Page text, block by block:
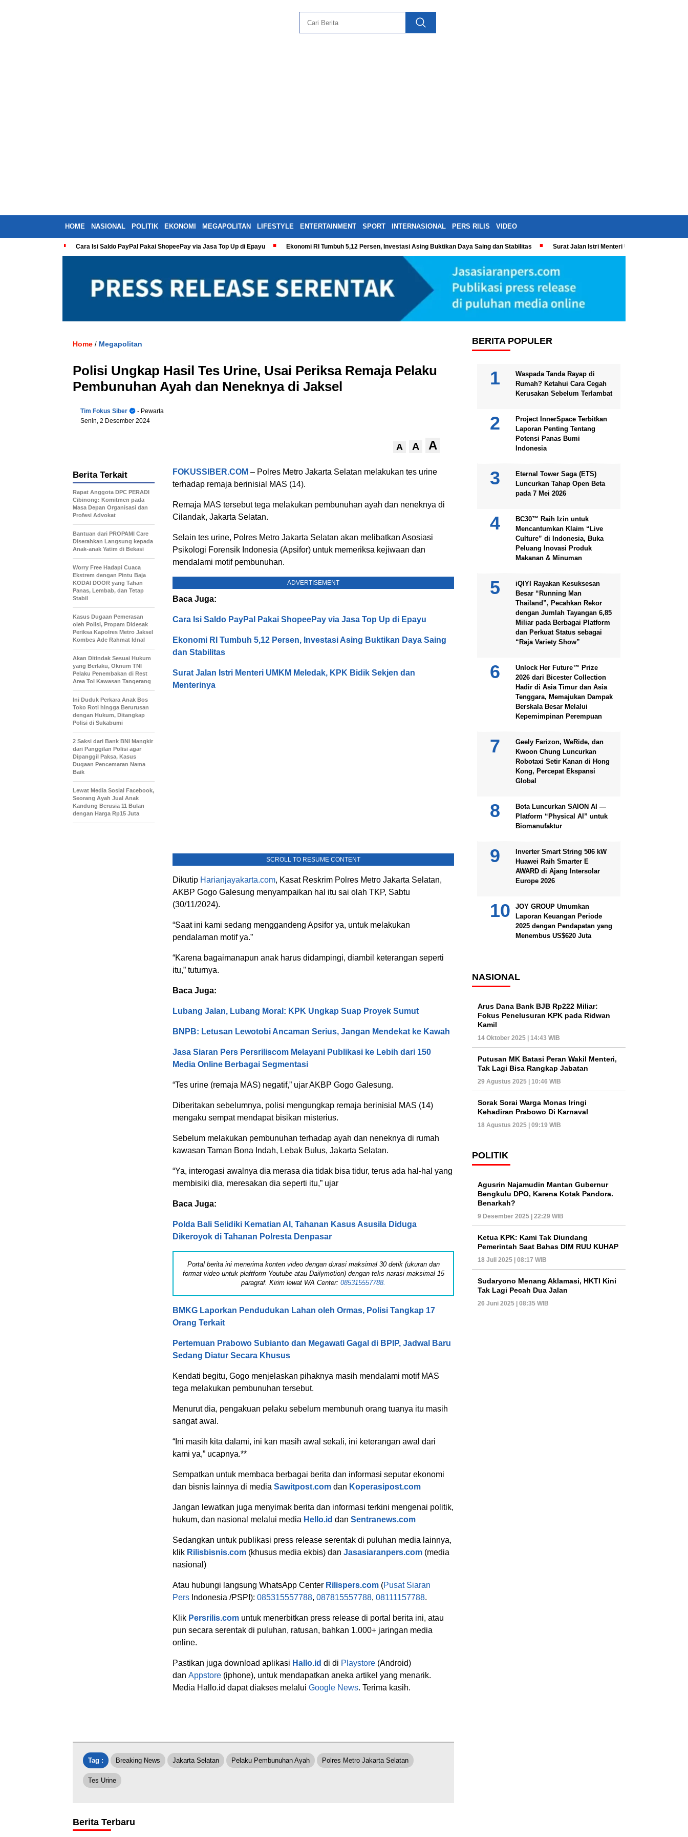
HOME NASIONAL POLITIK EKONOMI MEGAPOLITAN LIFESTYLE ENTERTAINMENT SPORT INTERNASIONAL PERS RILIS VIDEO
Cara Isi Saldo PayPal Pakai ShopeePay via Jasa Top Up di Epayu Ekonomi RI Tumbuh 5,12 Persen, Investasi Asing Buktikan Daya Saing dan Stabilitas Surat Jalan Istri Menteri UMKM Meledak,
Home / Megapolitan
Polisi Ungkap Hasil Tes Urine, Usai Periksa Remaja Pelaku
Pembunuhan Ayah dan Neneknya di Jaksel
Tim Fokus Siber
- Pewarta
Senin, 2 Desember 2024
A A A
FOKUSSIBER.COM – Polres Metro Jakarta Selatan melakukan tes urine
terhadap remaja berinisial MAS (14).
Remaja MAS tersebut tega melakukan pembunuhan ayah dan neneknya di
Cilandak, Jakarta Selatan.
Selain tes urine, Polres Metro Jakarta Selatan akan melibatkan Asosiasi
Psikologi Forensik Indonesia (Apsifor) untuk memeriksa kejiwaan dan
mendalami motif pembunuhan.
ADVERTISEMENT
Baca Juga:
Cara Isi Saldo PayPal Pakai ShopeePay via Jasa Top Up di Epayu
Ekonomi RI Tumbuh 5,12 Persen, Investasi Asing Buktikan Daya Saing
dan Stabilitas
Surat Jalan Istri Menteri UMKM Meledak, KPK Bidik Sekjen dan
Menterinya
SCROLL TO RESUME CONTENT
Dikutip Harianjayakarta.com, Kasat Reskrim Polres Metro Jakarta Selatan,
AKBP Gogo Galesung menyampaikan hal itu sai olah TKP, Sabtu
(30/11/2024).
“Saat ini kami sedang menggandeng Apsifor ya, untuk melakukan
pendalaman motif ya.”
“Karena bagaimanapun anak harus didampingi, diambil keterangan seperti
itu,” tuturnya.
Baca Juga:
Lubang Jalan, Lubang Moral: KPK Ungkap Suap Proyek Sumut
BNPB: Letusan Lewotobi Ancaman Serius, Jangan Mendekat ke Kawah
Jasa Siaran Pers Persriliscom Melayani Publikasi ke Lebih dari 150
Media Online Berbagai Segmentasi
“Tes urine (remaja MAS) negatif,” ujar AKBP Gogo Galesung.
Diberitakan sebelumnya, polisi mengungkap remaja berinisial MAS (14)
mengaku sempat mendapat bisikan misterius.
Sebelum melakukan pembunuhan terhadap ayah dan neneknya di rumah
kawasan Taman Bona Indah, Lebak Bulus, Jakarta Selatan.
“Ya, interogasi awalnya dia merasa dia tidak bisa tidur, terus ada hal-hal yang
membisiki dia, meresakan dia seperti itu,” ujar
Baca Juga:
Polda Bali Selidiki Kematian AI, Tahanan Kasus Asusila Diduga
Dikeroyok di Tahanan Polresta Denpasar
Portal berita ini menerima konten video dengan durasi maksimal 30 detik (ukuran dan
format video untuk plaftform Youtube atau Dailymotion) dengan teks narasi maksimal 15
paragraf. Kirim lewat WA Center: 085315557788.
BMKG Laporkan Pendudukan Lahan oleh Ormas, Polisi Tangkap 17
Orang Terkait
Pertemuan Prabowo Subianto dan Megawati Gagal di BPIP, Jadwal Baru
Sedang Diatur Secara Khusus
Kendati begitu, Gogo menjelaskan pihaknya masih mendalami motif MAS
tega melakukan pembunuhan tersebut.
Menurut dia, pengakuan pelaku sebelum membunuh orang tuanya itu masih
sangat awal.
“Ini masih kita dalami, ini kan masih awal sekali, ini keterangan awal dari
kami ya,” ucapnya.**
Sempatkan untuk membaca berbagai berita dan informasi seputar ekonomi
dan bisnis lainnya di media Sawitpost.com dan Koperasipost.com
Jangan lewatkan juga menyimak berita dan informasi terkini mengenai politik,
hukum, dan nasional melalui media Hello.id dan Sentranews.com
Sedangkan untuk publikasi press release serentak di puluhan media lainnya,
klik Rilisbisnis.com (khusus media ekbis) dan Jasasiaranpers.com (media
nasional)
Atau hubungi langsung WhatsApp Center Rilispers.com (Pusat Siaran
Pers Indonesia /PSPI): 085315557788, 087815557788, 08111157788.
Klik Persrilis.com untuk menerbitkan press release di portal berita ini, atau
pun secara serentak di puluhan, ratusan, bahkan 1.000+ jaringan media
online.
Pastikan juga download aplikasi Hallo.id di di Playstore (Android)
dan Appstore (iphone), untuk mendapatkan aneka artikel yang menarik.
Media Hallo.id dapat diakses melalui Google News. Terima kasih.
Berita Terkait
Rapat Anggota DPC PERADI
Cibinong: Komitmen pada
Masa Depan Organisasi dan
Profesi Advokat
Bantuan dari PROPAMI Care
Diserahkan Langsung kepada
Anak-anak Yatim di Bekasi
Worry Free Hadapi Cuaca
Ekstrem dengan Pintu Baja
KODAI DOOR yang Tahan
Panas, Lembab, dan Tetap
Stabil
Kasus Dugaan Pemerasan
oleh Polisi, Propam Didesak
Periksa Kapolres Metro Jaksel
Kombes Ade Rahmat Idnal
Akan Ditindak Sesuai Hukum
yang Berlaku, Oknum TNI
Pelaku Penembakan di Rest
Area Tol Kawasan Tangerang
Ini Duduk Perkara Anak Bos
Toko Roti hingga Berurusan
dengan Hukum, Ditangkap
Polisi di Sukabumi
2 Saksi dari Bank BNI Mangkir
dari Panggilan Polisi agar
Dipanggil Paksa, Kasus
Dugaan Pencemaran Nama
Baik
Lewat Media Sosial Facebook,
Seorang Ayah Jual Anak
Kandung Berusia 11 Bulan
dengan Harga Rp15 Juta
Tag : Breaking News Jakarta Selatan Pelaku Pembunuhan Ayah Polres Metro Jakarta Selatan
Tes Urine
Berita Terbaru
BERITA POPULER
Waspada Tanda Rayap di
Rumah? Ketahui Cara Cegah
Kerusakan Sebelum Terlambat
Project InnerSpace Terbitkan
Laporan Penting Tentang
Potensi Panas Bumi
Indonesia
Eternal Tower Saga (ETS)
Luncurkan Tahap Open Beta
pada 7 Mei 2026
BC30™ Raih Izin untuk
Mencantumkan Klaim “Live
Culture” di Indonesia, Buka
Peluang Inovasi Produk
Makanan & Minuman
iQIYI Rayakan Kesuksesan
Besar “Running Man
Thailand”, Pecahkan Rekor
dengan Jumlah Tayangan 6,85
Miliar pada Berbagai Platform
dan Perkuat Status sebagai
“Raja Variety Show”
Unlock Her Future™ Prize
2026 dari Bicester Collection
Hadir di Asia Timur dan Asia
Tenggara, Memajukan Dampak
Berskala Besar Melalui
Kepemimpinan Perempuan
Geely Farizon, WeRide, dan
Kwoon Chung Luncurkan
Robotaxi Setir Kanan di Hong
Kong, Percepat Ekspansi
Global
Bota Luncurkan SAION AI —
Platform “Physical AI” untuk
Biomanufaktur
Inverter Smart String 506 kW
Huawei Raih Smarter E
AWARD di Ajang Intersolar
Europe 2026
JOY GROUP Umumkan
Laporan Keuangan Periode
2025 dengan Pendapatan yang
Menembus US$620 Juta
NASIONAL
Arus Dana Bank BJB Rp222 Miliar:
Fokus Penelusuran KPK pada Ridwan
Kamil
14 Oktober 2025 | 14:43 WIB
Putusan MK Batasi Peran Wakil Menteri,
Tak Lagi Bisa Rangkap Jabatan
29 Agustus 2025 | 10:46 WIB
Sorak Sorai Warga Monas Iringi
Kehadiran Prabowo Di Karnaval
18 Agustus 2025 | 09:19 WIB
POLITIK
Agusrin Najamudin Mantan Gubernur
Bengkulu DPO, Karena Kotak Pandora.
Benarkah?
9 Desember 2025 | 22:29 WIB
Ketua KPK: Kami Tak Diundang
Pemerintah Saat Bahas DIM RUU KUHAP
18 Juli 2025 | 08:17 WIB
Sudaryono Menang Aklamasi, HKTI Kini
Tak Lagi Pecah Dua Jalan
26 Juni 2025 | 08:35 WIB